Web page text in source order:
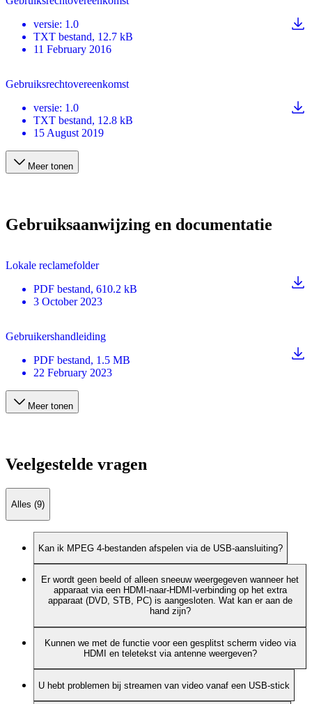
versie: 1.0
TXT bestand, 12.7 kB
11 February 2016
Gebruiksrechtovereenkomst
versie: 1.0
TXT bestand, 12.8 kB
15 August 2019
Meer tonen
Gebruiksaanwijzing en documentatie
Lokale reclamefolder
PDF bestand, 610.2 kB
3 October 2023
Gebruikershandleiding
PDF bestand, 1.5 MB
22 February 2023
Meer tonen
Veelgestelde vragen
Alles (9)
Kan ik MPEG 4-bestanden afspelen via de USB-aansluiting?
Er wordt geen beeld of alleen sneeuw weergegeven wanneer het
apparaat via een HDMI-naar-HDMI-verbinding op het extra
apparaat (DVD, STB, PC) is aangesloten. Wat kan er aan de
hand zijn?
Kunnen we met de functie voor een gesplitst scherm video via
HDMI en teletekst via antenne weergeven?
U hebt problemen bij streamen van video vanaf een USB-stick